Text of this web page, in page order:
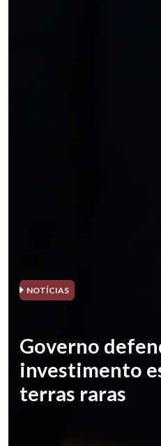
NOTÍCIAS
Governo
investimento
terras raras